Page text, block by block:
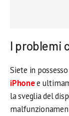
I problemi
Siete in
iPhonee
la sveglia del